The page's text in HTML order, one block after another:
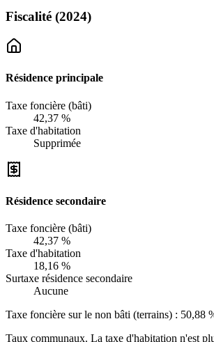
Fiscalité (2024)
Résidence principale
Taxe foncière (bâti)
42,37 %
Taxe d'habitation
Supprimée
Résidence secondaire
Taxe foncière (bâti)
42,37 %
Taxe d'habitation
18,16 %
Surtaxe résidence secondaire
Aucune
Taxe foncière sur le non bâti (terrains) : 50,88
Taux communaux. La taxe d'habitation n'est